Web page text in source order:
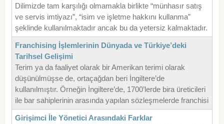
Dilimizde tam karşılığı olmamakla birlikte “münhasır satış
ve servis imtiyazı”, “isim ve işletme hakkını kullanma”
şeklinde kullanılmaktadır ancak bu da yetersiz kalmaktadır.
Franchising İşlemlerinin Dünyada ve Türkiye’deki
Tarihsel Gelişimi
Terim ya da faaliyet olarak bir Amerikan terimi olarak
düşünülmüşse de, ortaçağdan beri İngiltere’de
kullanılmıştır. Örneğin İngiltere’de, 1700’lerde bira üreticileri
ile bar sahiplerinin arasında yapılan sözleşmelerde franchisi
Girişimci İle Yönetici Arasındaki Farklar